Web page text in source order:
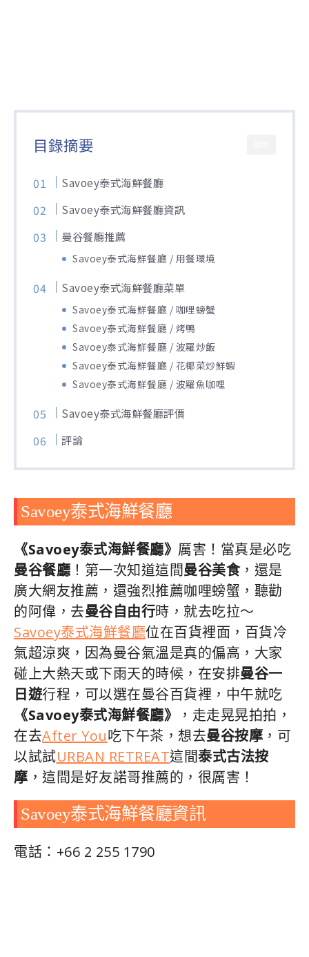
目錄摘要
Savoey泰式海鮮餐廳
Savoey泰式海鮮餐廳資訊
曼谷餐廳推薦
Savoey泰式海鮮餐廳 / 用餐環境
Savoey泰式海鮮餐廳菜單
Savoey泰式海鮮餐廳 / 咖哩螃蟹
Savoey泰式海鮮餐廳 / 烤鴨
Savoey泰式海鮮餐廳 / 波羅炒飯
Savoey泰式海鮮餐廳 / 花椰菜炒鮮蝦
Savoey泰式海鮮餐廳 / 波羅魚咖哩
Savoey泰式海鮮餐廳評價
評論
Savoey泰式海鮮餐廳
《Savoey泰式海鮮餐廳》 厲害！當真是必吃
曼谷餐廳 ！第一次知道這間曼谷美食，還是
廣大網友推薦，還強烈推薦咖哩螃蟹，聽勸
的阿偉，去曼谷自由行時，就去吃拉～
Savoey泰式海鮮餐廳位在百貨裡面，百貨冷
氣超涼爽，因為曼谷氣溫是真的偏高，大家
碰上大熱天或下雨天的時候，在安排曼谷一
日遊行程，可以選在曼谷百貨裡，中午就吃
《Savoey泰式海鮮餐廳》
，走走晃晃拍拍，
在去After You吃下午茶，想去曼谷按摩 ，可
以試試URBAN RETREAT這間泰式古法按
摩 ，這間是好友諾哥推薦的，很厲害！
Savoey泰式海鮮餐廳資訊
電話：+66 2 255 1790